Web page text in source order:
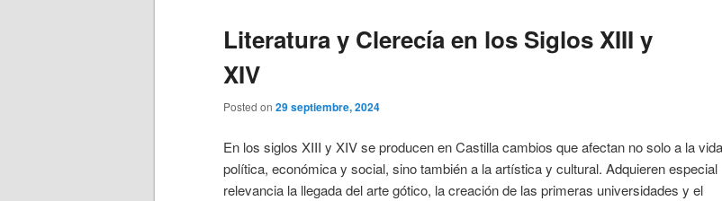
Literatura y Clerecía en los Siglos XIII y
XIV
Posted on 29 septiembre, 2024
En los siglos XIII y XIV se producen en Castilla cambios que afectan no solo a la vida
política, económica y social, sino también a la artística y cultural. Adquieren especial
relevancia la llegada del arte gótico, la creación de las primeras universidades y el